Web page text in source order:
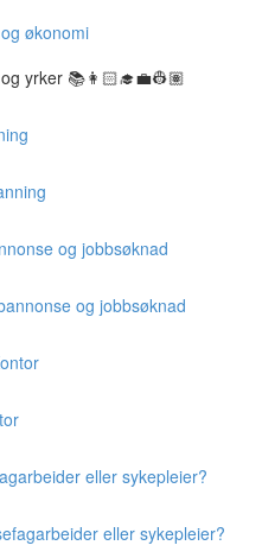
økonomi
yrker 📚👩🏻‍🎓💼👷🏽
og jobbsøknad
og jobbsøknad
eller sykepleier?
eller sykepleier?